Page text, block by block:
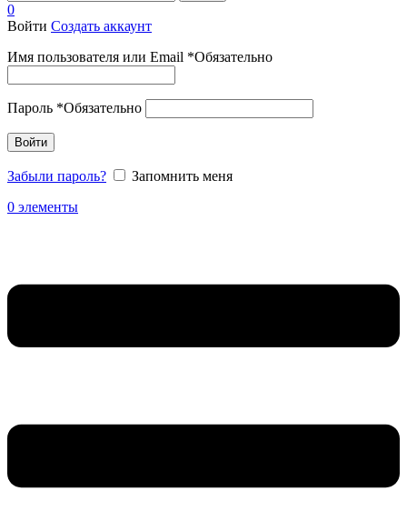
0
Войти Создать аккаунт
Имя пользователя или Email *Обязательно
Пароль *Обязательно
Войти
Забыли пароль?
Запомнить меня
0 элементы